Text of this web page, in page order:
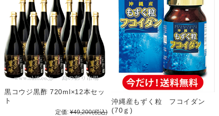
黒コウジ黒酢 720ml×12本セッ
ト
定価: ¥49,200(税込)
沖縄産もずく粒 フコイダン
(70ｇ)